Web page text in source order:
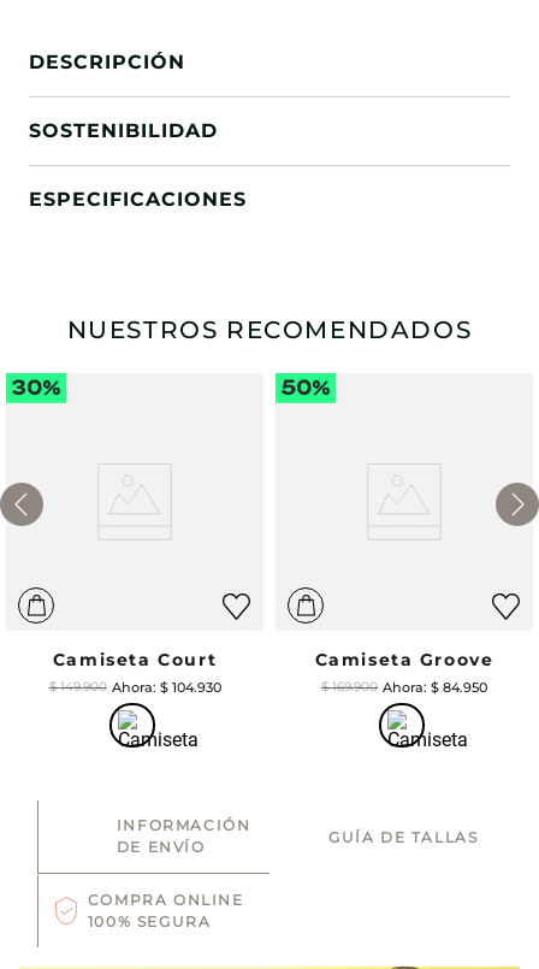
DESCRIPCIÓN
SOSTENIBILIDAD
ESPECIFICACIONES
NUESTROS RECOMENDADOS
Camiseta Court
$ 149.900 $ 104.930
Camiseta Groove
$ 169.900 $ 84.950
INFORMACIÓN
DE ENVÍO
GUÍA DE TALLAS
COMPRA ONLINE
100% SEGURA